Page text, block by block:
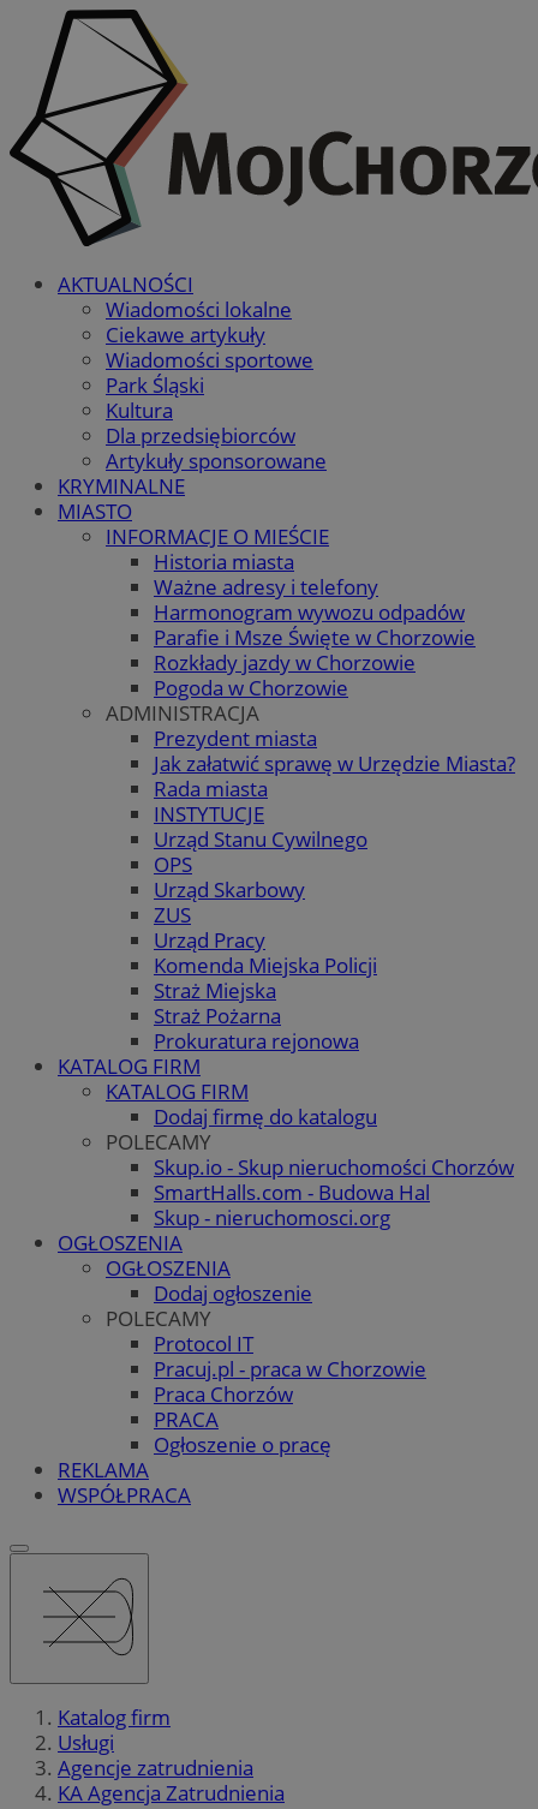
AKTUALNOŚCI
Wiadomości lokalne
Ciekawe artykuły
Wiadomości sportowe
Park Śląski
Kultura
Dla przedsiębiorców
Artykuły sponsorowane
KRYMINALNE
MIASTO
INFORMACJE O MIEŚCIE
Historia miasta
Ważne adresy i telefony
Harmonogram wywozu odpadów
Parafie i Msze Święte w Chorzowie
Rozkłady jazdy w Chorzowie
Pogoda w Chorzowie
ADMINISTRACJA
Prezydent miasta
Jak załatwić sprawę w Urzędzie Miasta?
Rada miasta
INSTYTUCJE
Urząd Stanu Cywilnego
OPS
Urząd Skarbowy
ZUS
Urząd Pracy
Komenda Miejska Policji
Straż Miejska
Straż Pożarna
Prokuratura rejonowa
KATALOG FIRM
KATALOG FIRM
Dodaj firmę do katalogu
POLECAMY
Skup.io - Skup nieruchomości Chorzów
SmartHalls.com - Budowa Hal
Skup - nieruchomosci.org
OGŁOSZENIA
OGŁOSZENIA
Dodaj ogłoszenie
POLECAMY
Protocol IT
Pracuj.pl - praca w Chorzowie
Praca Chorzów
PRACA
Ogłoszenie o pracę
REKLAMA
WSPÓŁPRACA
Katalog firm
Usługi
Agencje zatrudnienia
KA Agencja Zatrudnienia